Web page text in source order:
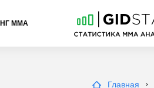
ММА
Главная